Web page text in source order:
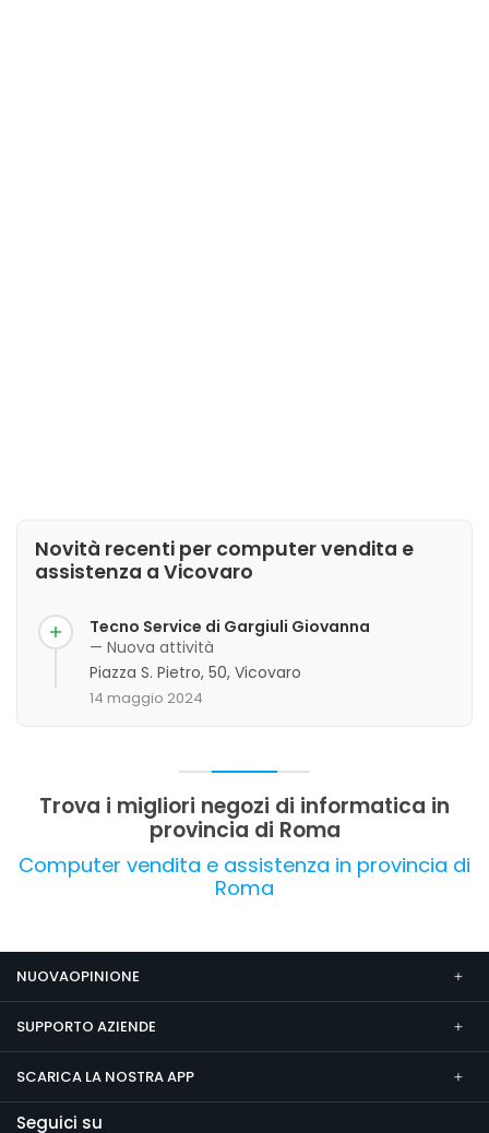
Novità recenti per computer vendita e
assistenza a Vicovaro
Tecno Service di Gargiuli Giovanna
— Nuova attività
Piazza S. Pietro, 50, Vicovaro
14 maggio 2024
Trova i migliori negozi di informatica in
provincia di Roma
Computer vendita e assistenza in provincia di
Roma
NUOVAOPINIONE
SUPPORTO AZIENDE
SCARICA LA NOSTRA APP
Seguici su